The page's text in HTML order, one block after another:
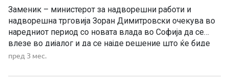
Заменик – министерот за надворешни работи и
надворешна трговија Зоран Димитровски очекува во
наредниот период со новата влада во Софија да се
влезе во дијалог и да се најде решение што ќе биде
прифатливо за сите. Димитровски денеска
прашан дали Владата ќе прифати влез на Бугарите во
пред 3 мес.